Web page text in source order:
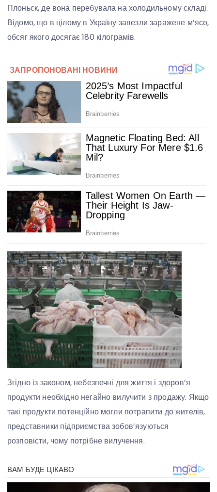
Плоньск, де вона перебувала на холодильному складі.
Відомо, що в цілому в Україну завезли заражене м’ясо,
обсяг якого досягає 180 кілограмів.
Згідно із законом, небезпечні для життя і здоров’я
продукти необхідно негайно вилучити з продажу. Якщо
такі продукти потенційно могли потрапити до жителів,
представники підприємства зобов’язуються
розповісти, чому потрібне вилучення.